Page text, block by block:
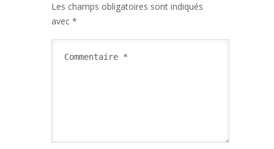
Les champs obligatoires sont indiqués
avec *